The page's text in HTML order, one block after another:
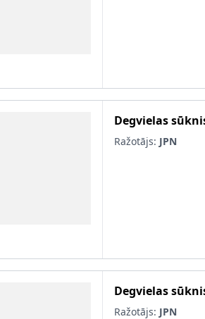
Degvielas
Ražotājs: JPN
Degvielas
Ražotājs: JPN